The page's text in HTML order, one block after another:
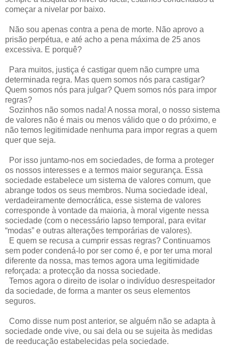
começar a nivelar por baixo.
Não sou apenas contra a pena de morte. Não aprovo a
prisão perpétua, e até acho a pena máxima de 25 anos
excessiva. E porquê?
Para muitos, justiça é castigar quem não cumpre uma
determinada regra. Mas quem somos nós para castigar?
Quem somos nós para julgar? Quem somos nós para impor
regras?
Sozinhos não somos nada! A nossa moral, o nosso sistema
de valores não é mais ou menos válido que o do próximo, e
não temos legitimidade nenhuma para impor regras a quem
quer que seja.
Por isso juntamo-nos em sociedades, de forma a proteger
os nossos interesses e a termos maior segurança. Essa
sociedade estabelece um sistema de valores comum, que
abrange todos os seus membros. Numa sociedade ideal,
verdadeiramente democrática, esse sistema de valores
corresponde à vontade da maioria, à moral vigente nessa
sociedade (com o necessário lapso temporal, para evitar
“modas” e outras alterações temporárias de valores).
E quem se recusa a cumprir essas regras? Continuamos
sem poder condená-lo por ser como é, e por ter uma moral
diferente da nossa, mas temos agora uma legitimidade
reforçada: a protecção da nossa sociedade.
Temos agora o direito de isolar o indivíduo desrespeitador
da sociedade, de forma a manter os seus elementos
seguros.
Como disse num post anterior, se alguém não se adapta à
sociedade onde vive, ou sai dela ou se sujeita às medidas
de reeducação estabelecidas pela sociedade.